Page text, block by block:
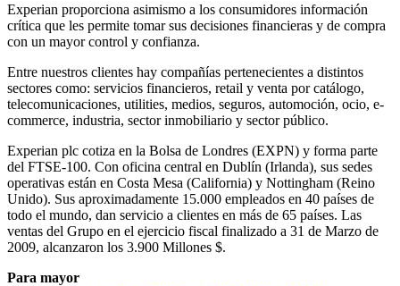
Experian proporciona asimismo a los consumidores información
crítica que les permite tomar sus decisiones financieras y de compra
con un mayor control y confianza.
Entre nuestros clientes hay compañías pertenecientes a distintos
sectores como: servicios financieros, retail y venta por catálogo,
telecomunicaciones, utilities, medios, seguros, automoción, ocio, e-
commerce, industria, sector inmobiliario y sector público.
Experian plc cotiza en la Bolsa de Londres (EXPN) y forma parte
del FTSE-100. Con oficina central en Dublín (Irlanda), sus sedes
operativas están en Costa Mesa (California) y Nottingham (Reino
Unido). Sus aproximadamente 15.000 empleados en 40 países de
todo el mundo, dan servicio a clientes en más de 65 países. Las
ventas del Grupo en el ejercicio fiscal finalizado a 31 de Marzo de
2009, alcanzaron los 3.900 Millones $.
Para mayor